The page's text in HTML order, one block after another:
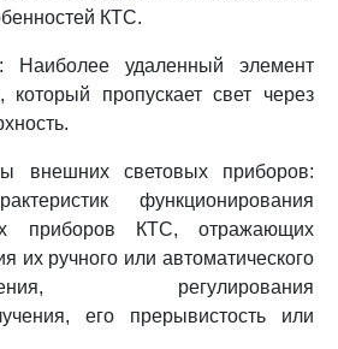
КТС.
Наиболее удаленный элемент
который пропускает свет через
внешних световых приборов:
функционирования
приборов КТС, отражающих
их ручного или автоматического
регулирования
его прерывистость или